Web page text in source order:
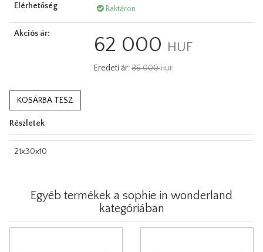
Elérhetőség Raktáron
Akciós ár: 62 000 HUF
Eredeti ár:86 000HUF
KOSÁRBA TESZ
Részletek
21x30x10
Egyéb termékek a sophie in wonderland
kategóriában